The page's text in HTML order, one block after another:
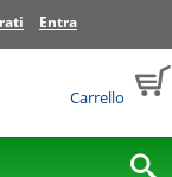
Entra
Carrello